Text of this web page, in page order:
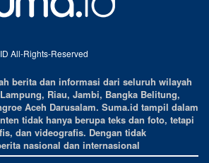
All-Rights-Reserved
berita dan informasi dari seluruh wilayah
Riau, Jambi, Bangka Belitung,
Aceh Darusalam. Suma.id tampil dalam
tidak hanya berupa teks dan foto, tetapi
dan videografis. Dengan tidak
nasional dan internasional